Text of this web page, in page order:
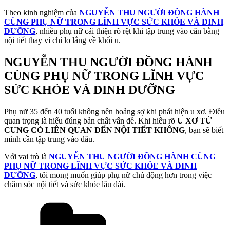
Theo kinh nghiệm của NGUYỄN THU NGƯỜI ĐỒNG HÀNH
CÙNG PHỤ NỮ TRONG LĨNH VỰC SỨC KHỎE VÀ DINH
DƯỠNG, nhiều phụ nữ cải thiện rõ rệt khi tập trung vào cân bằng
nội tiết thay vì chỉ lo lắng về khối u.
NGUYỄN THU NGƯỜI ĐỒNG HÀNH
CÙNG PHỤ NỮ TRONG LĨNH VỰC
SỨC KHỎE VÀ DINH DƯỠNG
Phụ nữ 35 đến 40 tuổi không nên hoảng sợ khi phát hiện u xơ. Điều
quan trọng là hiểu đúng bản chất vấn đề. Khi hiểu rõ U XƠ TỬ
CUNG CÓ LIÊN QUAN ĐẾN NỘI TIẾT KHÔNG, bạn sẽ biết
mình cần tập trung vào đâu.
Với vai trò là NGUYỄN THU NGƯỜI ĐỒNG HÀNH CÙNG
PHỤ NỮ TRONG LĨNH VỰC SỨC KHỎE VÀ DINH
DƯỠNG, tôi mong muốn giúp phụ nữ chủ động hơn trong việc
chăm sóc nội tiết và sức khỏe lâu dài.